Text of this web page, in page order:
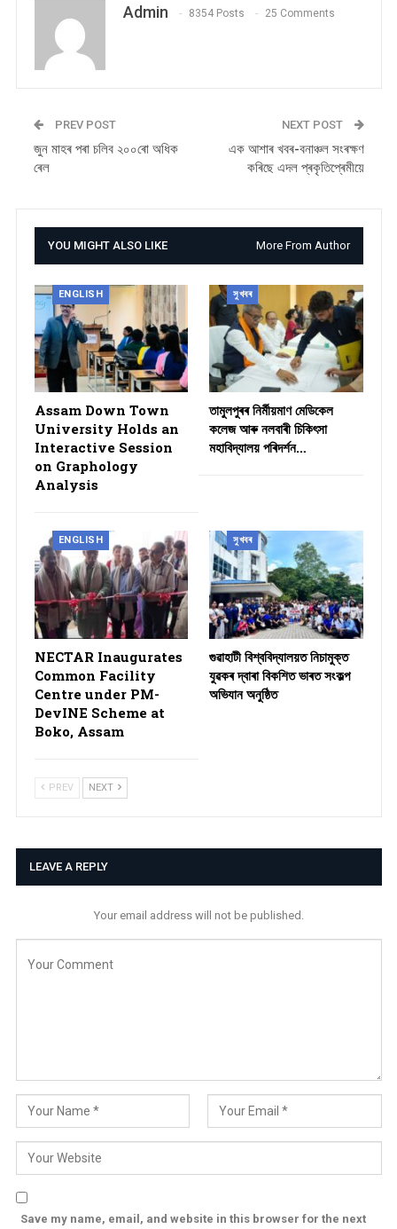
Admin 8354 Posts 25 Comments
PREV POST
জুন মাহৰ পৰা চলিব ২০০ৰো অধিক
ৰেল
NEXT POST
এক আশাৰ খবৰ-বনাঞ্চল সংৰক্ষণ
কৰিছে এদল প্ৰকৃতিপ্ৰেমীয়ে
YOU MIGHT ALSO LIKE More From Author
ENGLISH
Assam Down Town
University Holds an
Interactive Session
on Graphology
Analysis
সুখবৰ
তামুলপুৰৰ নিৰ্মীয়মাণ মেডিকেল
কলেজ আৰু নলবাৰী চিকিৎসা
মহাবিদ্যালয় পৰিদৰ্শন…
ENGLISH
NECTAR Inaugurates
Common Facility
Centre under PM-
DevINE Scheme at
Boko, Assam
সুখবৰ
গুৱাহাটী বিশ্ববিদ্যালয়ত নিচামুক্ত
যুৱকৰ দ্বাৰা বিকশিত ভাৰত সংকল্প
অভিযান অনুষ্ঠিত
PREV NEXT
LEAVE A REPLY
Your email address will not be published.
Save my name, email, and website in this browser for the next